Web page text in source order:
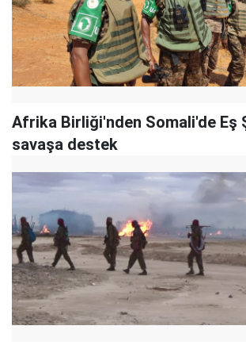
Afrika Birliği'nden Somali'de Eş
savaşa destek